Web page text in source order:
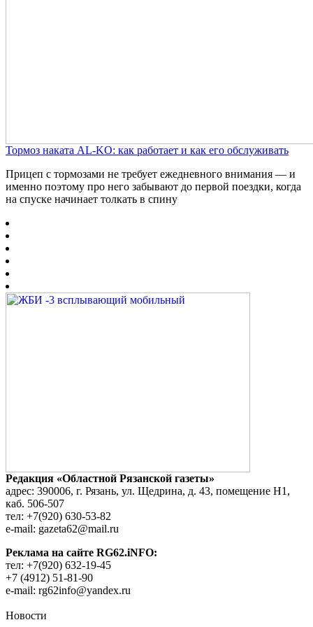
Тормоз наката AL-KO: как работает и как его обслуживать
Прицеп с тормозами не требует ежедневного внимания — и
именно поэтому про него забывают до первой поездки, когда
на спуске начинает толкать в спину
Редакция «Областной Рязанской газеты»
адрес: 390006, г. Рязань, ул. Щедрина, д. 43, помещение Н1,
каб. 506-507
тел: +7(920) 630-53-82
e-mail: gazeta62@mail.ru
Реклама на сайте RG62.iNFO:
тел: +7(920) 632-19-45
+7 (4912) 51-81-90
e-mail: rg62info@yandex.ru
Новости